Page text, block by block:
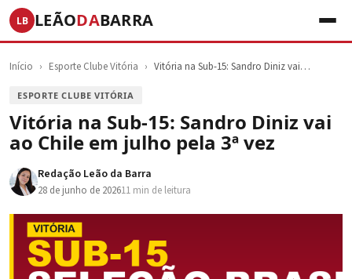
LB LEÃODABARRA
Início › Esporte Clube Vitória › Vitória na Sub-15: Sandro Diniz vai…
ESPORTE CLUBE VITÓRIA
Vitória na Sub-15: Sandro Diniz vai
ao Chile em julho pela 3ª vez
Redação Leão da Barra
28 de junho de 202611 min de leitura